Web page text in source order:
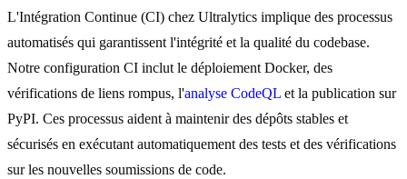
L'Intégration Continue (CI) chez Ultralytics implique des processus
automatisés qui garantissent l'intégrité et la qualité du codebase.
Notre configuration CI inclut le déploiement Docker, des
vérifications de liens rompus, l'analyse CodeQL et la publication sur
PyPI. Ces processus aident à maintenir des dépôts stables et
sécurisés en exécutant automatiquement des tests et des vérifications
sur les nouvelles soumissions de code.